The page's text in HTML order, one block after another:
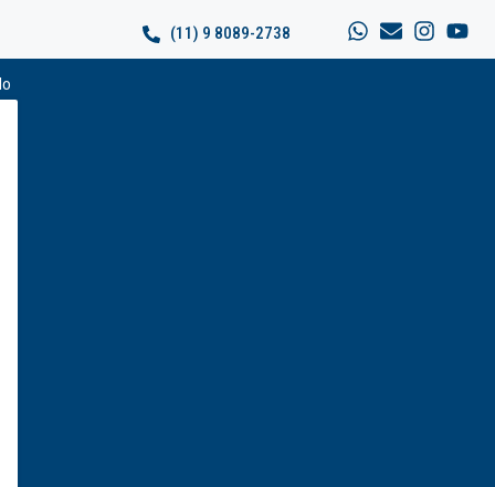
(11) 9 8089-2738